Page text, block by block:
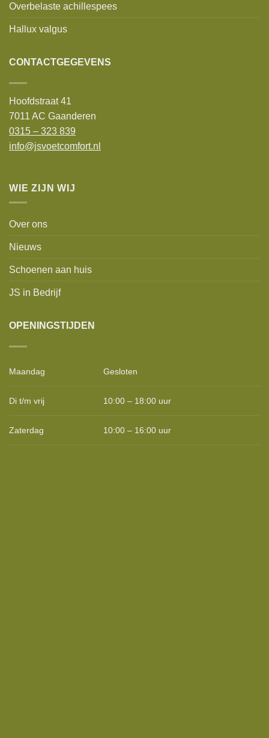
Overbelaste achillespees
Hallux valgus
CONTACTGEGEVENS
Hoofdstraat 41
7011 AC Gaanderen
0315 – 323 839
info@jsvoetcomfort.nl
WIE ZIJN WIJ
Over ons
Nieuws
Schoenen aan huis
JS in Bedrijf
OPENINGSTIJDEN
Maandag Gesloten
Di t/m vrij 10:00 – 18:00 uur
Zaterdag 10:00 – 16:00 uur